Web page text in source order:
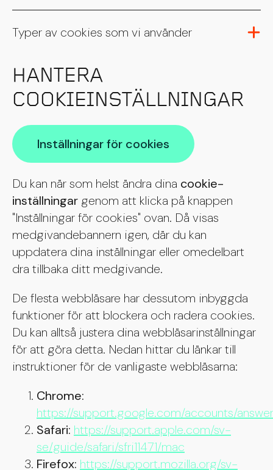
Typer av cookies som vi använder
HANTERA
COOKIEINSTÄLLNINGAR
Inställningar för cookies
Du kan när som helst ändra dina cookie-
inställningar genom att klicka på knappen
"Inställningar för cookies" ovan. Då visas
medgivandebannern igen, där du kan
uppdatera dina inställningar eller omedelbart
dra tillbaka ditt medgivande.
De flesta webbläsare har dessutom inbyggda
funktioner för att blockera och radera cookies.
Du kan alltså justera dina webbläsarinställningar
för att göra detta. Nedan hittar du länkar till
instruktioner för de vanligaste webbläsarna:
Chrome:
https://support.google.com/accounts/
Safari: https://support.apple.com/sv-
se/guide/safari/sfri11471/mac
Firefox: https://support.mozilla.org/sv-